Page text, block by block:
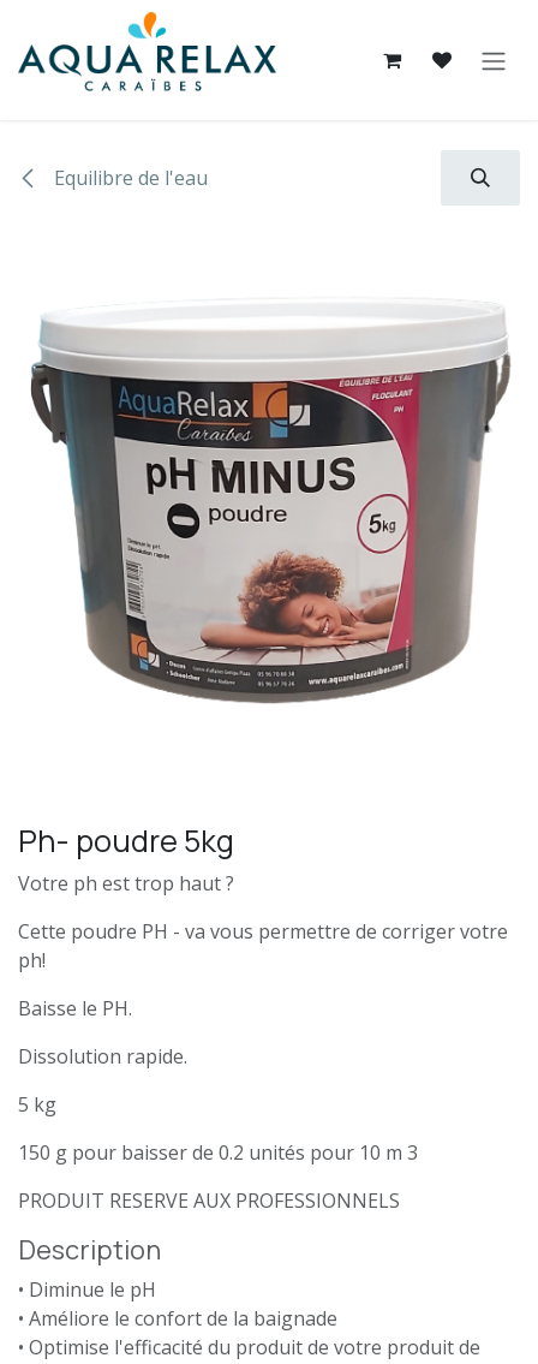
Se rendre au contenu
Equilibre de l'eau
Ph- poudre 5kg
Votre ph est trop haut ?
Cette poudre PH - va vous permettre de corriger votre
ph!
Baisse le PH.
Dissolution rapide.
5 kg
150 g pour baisser de 0.2 unités pour 10 m 3
PRODUIT RESERVE AUX PROFESSIONNELS
Description
• Diminue le pH
• Améliore le confort de la baignade
• Optimise l'efficacité du produit de votre produit de